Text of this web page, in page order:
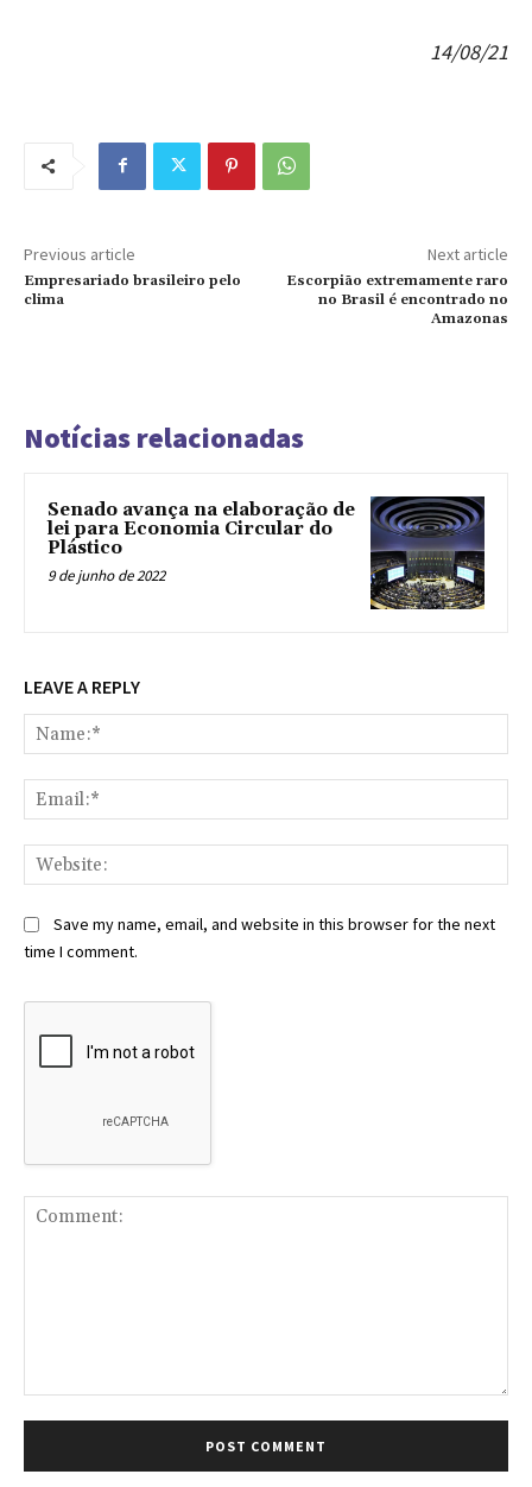
14/08/21
Previous article
Empresariado brasileiro pelo
clima
Next article
Escorpião extremamente raro
no Brasil é encontrado no
Amazonas
Notícias relacionadas
Senado avança na elaboração de
lei para Economia Circular do
Plástico
9 de junho de 2022
LEAVE A REPLY
Save my name, email, and website in this browser for the next
time I comment.